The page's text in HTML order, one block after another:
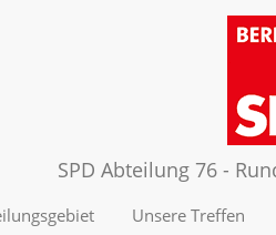
SPD Abteilung 76 -
Unsere Treffen